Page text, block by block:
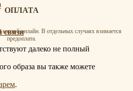
ОПЛАТА
картой онлайн. В отдельных случаях взимается
предоплата.
связи
далеко не полный
образа вы также можете
.